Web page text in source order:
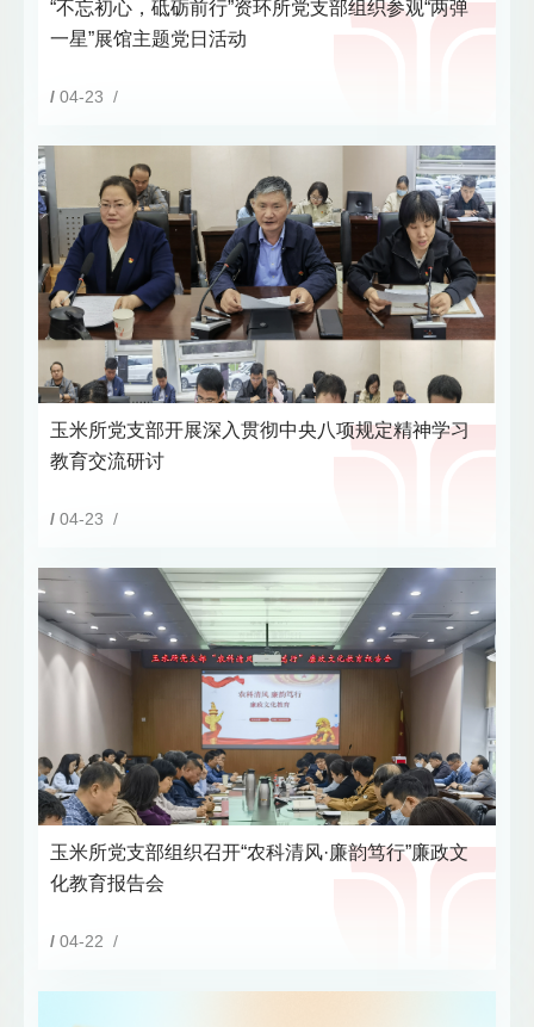
“不忘初心，砥砺前行”资环所党支部组织参观“两弹
一星”展馆主题党日活动
/ 04-23 /
玉米所党支部开展深入贯彻中央八项规定精神学习
教育交流研讨
/ 04-23 /
玉米所党支部组织召开“农科清风·廉韵笃行”廉政文
化教育报告会
/ 04-22 /